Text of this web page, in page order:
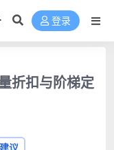
登录
折扣与阶梯定